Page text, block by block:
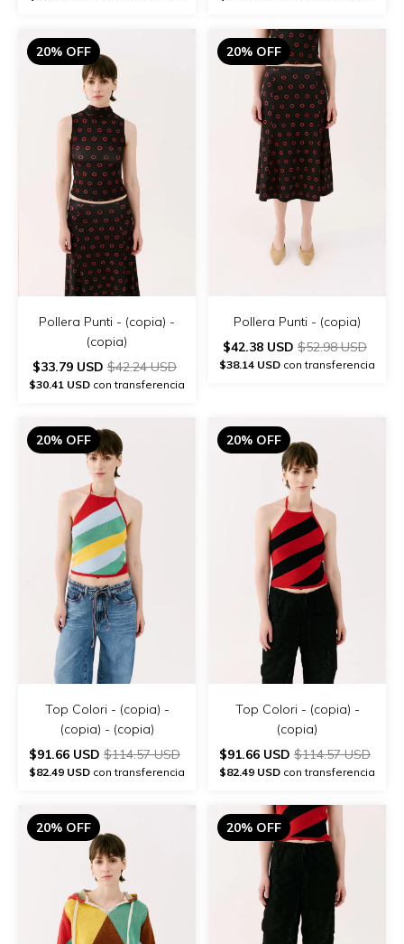
20% OFF
Pollera Punti - (copia) -
(copia)
$33.79 USD $42.24 USD
$30.41 USD con transferencia
20% OFF
Pollera Punti - (copia)
$42.38 USD $52.98 USD
$38.14 USD con transferencia
20% OFF
Top Colori - (copia) -
(copia) - (copia)
$91.66 USD $114.57 USD
$82.49 USD con transferencia
20% OFF
Top Colori - (copia) -
(copia)
$91.66 USD $114.57 USD
$82.49 USD con transferencia
20% OFF 20% OFF